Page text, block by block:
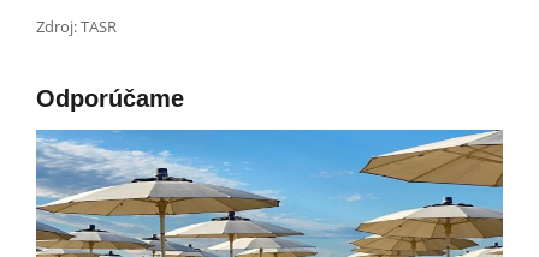
Zdroj: TASR
Odporúčame